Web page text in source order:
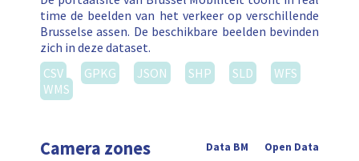
time de beelden van het verkeer op verschillende
Brusselse assen. De beschikbare beelden bevinden
zich in deze dataset.
CSV
GPKG JSON SHP SLD
WFS
WMS
Camera zones Open Data
Data BM